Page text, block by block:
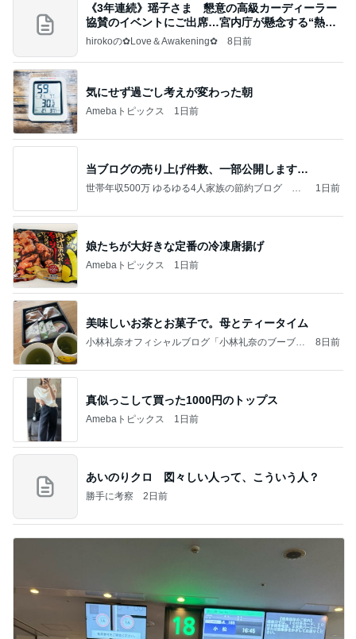
《3年連続》瑶子さま 懇意の高級カーディーラー
協賛のイベントにご出席…宮内庁が懸念する“熱心
すぎ
hirokoの✿Love＆Awakening✿ 8日前
気にせず過ごし考えが変わった朝
Amebaトピックス 1日前
当ブログの売り上げ件数、一部公開します…
世帯年収500万 ゆるゆる4人家族の節約ブログ 〜
1日前
娘たちが大好きな定番の冷凍唐揚げ
Amebaトピックス 1日前
美味しいお茶とお菓子で。母とティータイム
小林礼奈オフィシャルブログ「小林礼奈のブーブー
8日前
真似っこして買った1000円のトップス
Amebaトピックス 1日前
あいのりクロ 図々しい人って、こういう人？
勝手に考察 2日前